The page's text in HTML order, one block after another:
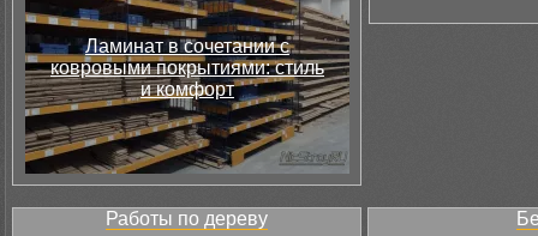
Ламинат в сочетании с
ковровыми покрытиями: стиль
и комфорт
Работы по дереву